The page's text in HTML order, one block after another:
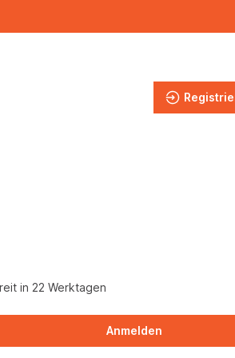
in 22 Werktagen
Anmelden